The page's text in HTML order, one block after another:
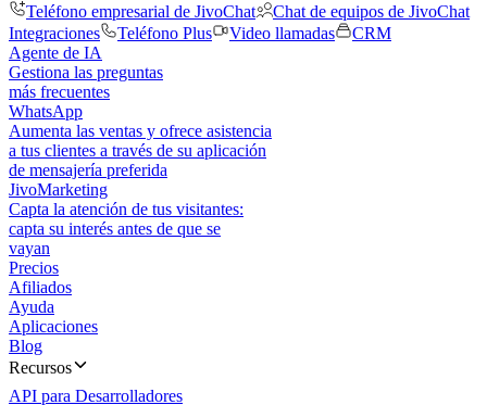
Teléfono empresarial de JivoChat
Chat de equipos de JivoChat
Integraciones
Teléfono Plus Video llamadas
CRM
Agente de IA
Gestiona las preguntas
más frecuentes
WhatsApp
Aumenta las ventas y ofrece asistencia
a tus clientes a través de su aplicación
de mensajería preferida
JivoMarketing
Capta la atención de tus visitantes:
capta su interés antes de que se
vayan
Precios
Afiliados
Ayuda
Aplicaciones
Blog
Recursos
API para Desarrolladores